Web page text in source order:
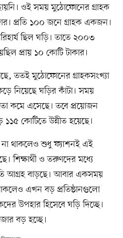
ওই সময় মুঠোফোনের গ্রাহক
প্রতি ১০০ জনে গ্রাহক একজন।
ছিল ঘড়ি। তাতে ২০০৩
প্রায় ১০ কোটি টাকার।
ততই মুঠোফোনের গ্রাহকসংখ্যা
নিয়েছে ঘড়ির কাঁটা। সময়
কমে এসেছে। তবে প্রয়োজন
কোটিতে উন্নীত হয়েছে।
না থাকলেও শুধু ফ্যাশনই এই
শিক্ষার্থী ও তরুণদের মধ্যে
আগ্রহ বাড়ছে। আবার একসময়
এখন বড় প্রতিষ্ঠানগুলো
উপহার হিসেবে ঘড়ি দিচ্ছে।
বড় হচ্ছে।